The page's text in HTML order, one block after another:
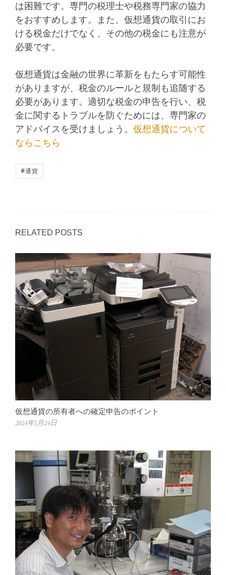
は困難です。専門の税理士や税務専門家の協力
をおすすめします。また、仮想通貨の取引にお
ける税金だけでなく、その他の税金にも注意が
必要です。
仮想通貨は金融の世界に革新をもたらす可能性
がありますが、税金のルールと規制も追随する
必要があります。適切な税金の申告を行い、税
金に関するトラブルを防ぐためには、専門家の
アドバイスを受けましょう。 仮想通貨について
ならこちら
#通貨
RELATED POSTS
仮想通貨の所有者への確定申告のポイント
2024年1月24日